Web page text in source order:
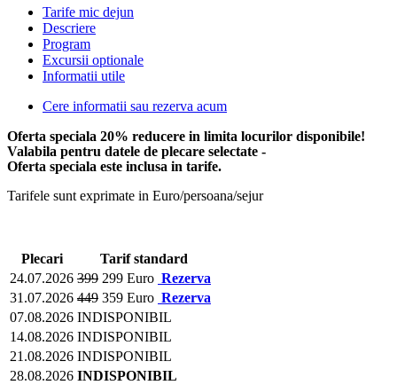
Tarife mic dejun
Descriere
Program
Excursii optionale
Informatii utile
Cere informatii sau rezerva acum
Oferta speciala 20% reducere in limita locurilor disponibile!
Valabila pentru datele de plecare selectate -
Oferta speciala este inclusa in tarife.
Tarifele sunt exprimate in Euro/persoana/sejur
Plecari
Tarif standard
24.07.2026 399 299 Euro Rezerva
31.07.2026 449 359 Euro Rezerva
07.08.2026 INDISPONIBIL
14.08.2026 INDISPONIBIL
21.08.2026 INDISPONIBIL
28.08.2026 INDISPONIBIL